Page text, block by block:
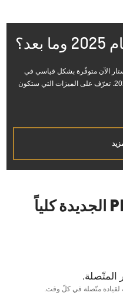
الآن متوفّرة بشكل قياسي في
موديلات محددة من مركبات شفروليه لعام 2025. تعرّف على الميزات التي ستكون
لقيادة متّصلة في كلّ وقت.